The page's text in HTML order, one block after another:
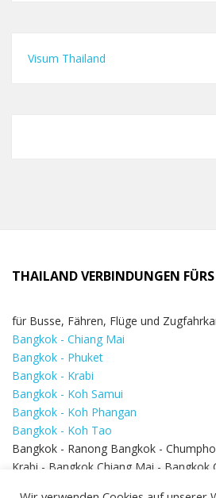
Visum Thailand
THAILAND VERBINDUNGEN
für Busse, Fähren, Flüge und
Bangkok - Chiang Mai
Bangkok - Phuket
Bangkok - Krabi
Bangkok - Koh Samui
Bangkok - Koh Phangan
Bangkok - Koh Tao
Bangkok - Ranong Bangkok -
Krabi - Bangkok Chiang Mai - Bangkok